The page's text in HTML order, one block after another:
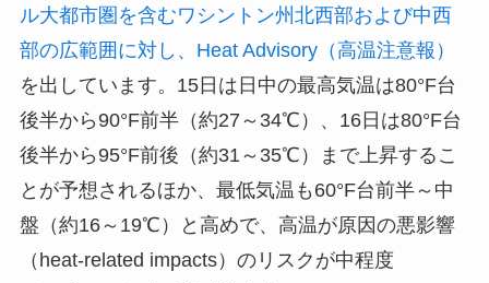
ル大都市圏を含むワシントン州北西部および中西
部の広範囲に対し、Heat Advisory（高温注意報）
を出しています。15日は日中の最高気温は80°F台
後半から90°F前半（約27～34℃）、16日は80°F台
後半から95°F前後（約31～35℃）まで上昇するこ
とが予想されるほか、最低気温も60°F台前半～中
盤（約16～19℃）と高めで、高温が原因の悪影響
（heat-related impacts）のリスクが中程度